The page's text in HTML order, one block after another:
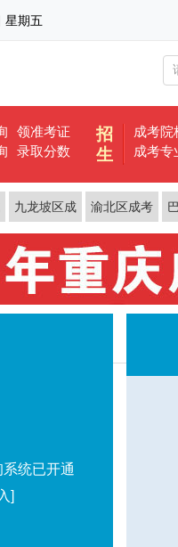
星期五
领准考证
录取分数
招
生
成考院
成考专
九龙坡区成
考
渝北区成考
统已开通
]